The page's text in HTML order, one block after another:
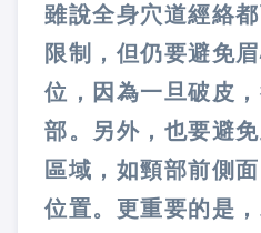
雖說全身穴道經絡
限制，但仍要避免
位，因為一旦破皮
部。另外，也要避
區域，如頸部前側
位置。更重要的是